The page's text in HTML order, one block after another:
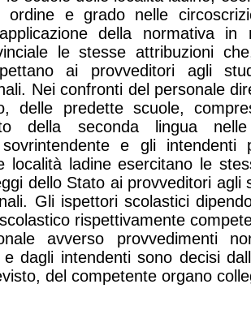
ordine e grado nelle
della normativa in
le stesse attribuzioni
ai provveditori agli
Nei confronti del personale
delle predette scuole,
della seconda lingua
e gli
località ladine esercitano le
dello Stato ai provveditori agli
Gli ispettori scolastici
rispettivamente
avverso provvedimenti
e dagli intendenti sono decisi
del competente organo